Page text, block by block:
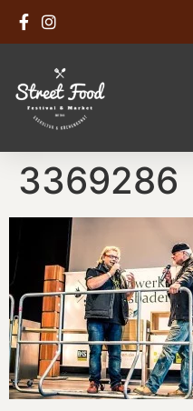
3369286